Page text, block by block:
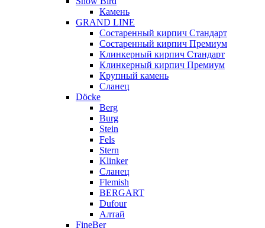
Камень
GRAND LINE
Состаренный кирпич Стандарт
Состаренный кирпич Премиум
Клинкерный кирпич Стандарт
Клинкерный кирпич Премиум
Крупный камень
Сланец
Döcke
Berg
Burg
Stein
Fels
Stern
Klinker
Сланец
Flemish
BERGART
Dufour
Алтай
FineBer